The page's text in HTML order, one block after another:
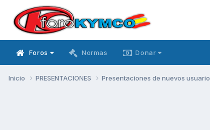
Foros Normas Donar
Inicio PRESENTACIONES Presentaciones de nuevos